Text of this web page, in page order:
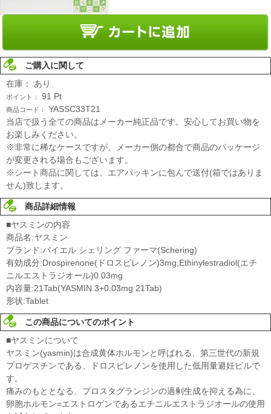
ご購入に関して
在庫： あり
ポイント： 91 Pt
商品コード：
YASSC33T21
当店で扱う全ての商品はメーカー純正品です。安心してお買い物を
お楽しみください。
※非常に稀なケースですが、メーカー側の都合で商品のパッケージ
が変更される場合もございます。
※シート商品に関しては、エアパッキンに包んで送付(箱ではありま
せん)致します。
商品詳細情報
■ヤスミンの内容
商品名:ヤスミン
ブランド:バイエル シェリング ファーマ(Schering)
有効成分:Drospirenone(ドロスピレノン)3mg,Ethinylestradiol(エチ
ニルエストラジオール)0.03mg
内容量:21Tab(YASMIN 3+0.03mg 21Tab)
形状:Tablet
この商品についてのポイント
■ヤスミンについて
ヤスミン(yasmin)は合成黄体ホルモンと呼ばれる、第三世代の新規
プロゲスチンである、ドロスピレノンを使用した低用量避妊ピルで
す。
痛みのもととなる、プロスタグランジンの過剰生成を抑える為に、
卵胞ホルモン=エストロゲンであるエチニルエストラジオールの使用